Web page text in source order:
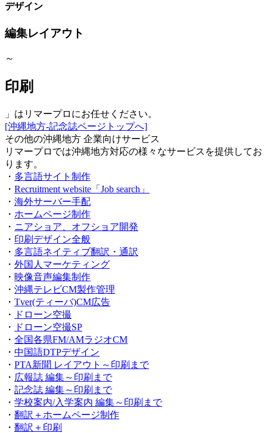
デザイン
編集レイアウト
～
印刷
」はリマープロにお任せください。
[沖縄地方-記念誌ページトップへ]
その他の沖縄地方 企業向けサービス
リマープロでは沖縄地方対応の様々なサービスを提供してお
ります。
・ 多言語サイト制作
・ Recruitment website「Job search」
・ 海外サーバー手配
・ ホームページ制作
・ ニアショア、オフショア開発
・ 印刷デザイン全般
・ 多言語ネイティブ翻訳・通訳
・ 外国人マーケティング
・ 映像音声編集制作
・ 沖縄テレビCM製作管理
・ Tver(ティーバ)CM広告
・
ドローン空撮
・
ドローン空撮SP
・ 全国各県FM/AMラジオCM
・ 中国語DTPデザイン
・ PTA新聞 レイアウト～印刷まで
・ 広報誌 編集～印刷まで
・ 記念誌 編集～印刷まで
・ 学校案内/入学案内 編集～印刷まで
・ 翻訳＋ホームページ制作
・ 翻訳＋印刷